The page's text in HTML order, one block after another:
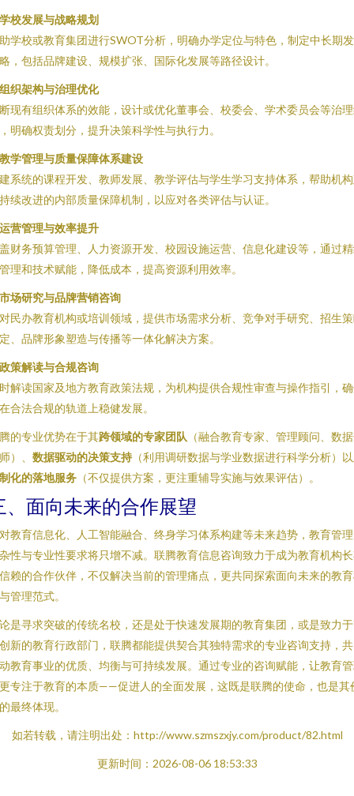
校发展与战略规划
学校或教育集团进行SWOT分析，明确办学定位与特色，制定中长期
，包括品牌建设、规模扩张、国际化发展等路径设计。
织架构与治理优化
现有组织体系的效能，设计或优化董事会、校委会、学术委员会等治
明确权责划分，提升决策科学性与执行力。
学管理与质量保障体系建设
系统的课程开发、教师发展、教学评估与学生学习支持体系，帮助机
续改进的内部质量保障机制，以应对各类评估与认证。
营管理与效率提升
财务预算管理、人力资源开发、校园设施运营、信息化建设等，通过
理和技术赋能，降低成本，提高资源利用效率。
场研究与品牌营销咨询
民办教育机构或培训领域，提供市场需求分析、竞争对手研究、招生
、品牌形象塑造与传播等一体化解决方案。
策解读与合规咨询
解读国家及地方教育政策法规，为机构提供合规性审查与操作指引，
合法合规的轨道上稳健发展。
的专业优势在于其跨领域的专家团队 （融合教育专家、管理顾问、数
）、 数据驱动的决策支持（利用调研数据与学业数据进行科学分析）
化的落地服务 （不仅提供方案，更注重辅导实施与效果评估）。
、面向未来的合作展望
教育信息化、人工智能融合、终身学习体系构建等未来趋势，教育管
性与专业性要求将只增不减。联腾教育信息咨询致力于成为教育机构
赖的合作伙伴，不仅解决当前的管理痛点，更共同探索面向未来的教
管理范式。
是寻求突破的传统名校，还是处于快速发展期的教育集团，或是致力
新的教育行政部门，联腾都能提供契合其独特需求的专业咨询支持，
教育事业的优质、均衡与可持续发展。通过专业的咨询赋能，让教育
专注于教育的本质——促进人的全面发展，这既是联腾的使命，也是其
最终体现。
如若转载，请注明出处：http://www.szmszxjy.com/product/82.html
更新时间：2026-08-06 18:53:33